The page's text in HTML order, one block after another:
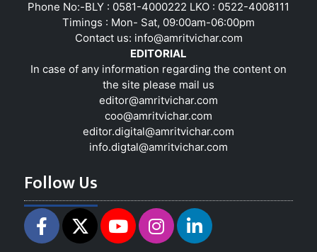
Phone No:-BLY : 0581-4000222 LKO : 0522-4008111
Timings : Mon- Sat, 09:00am-06:00pm
Contact us: info@amritvichar.com
EDITORIAL
In case of any information regarding the content on
the site please mail us
editor@amritvichar.com
coo@amritvichar.com
editor.digital@amritvichar.com
info.digtal@amritvichar.com
Follow Us